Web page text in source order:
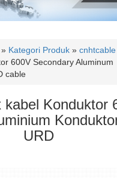
» Kategori Produk » cnhtcable
600V Secondary Aluminum
cable
kabel Konduktor
URD